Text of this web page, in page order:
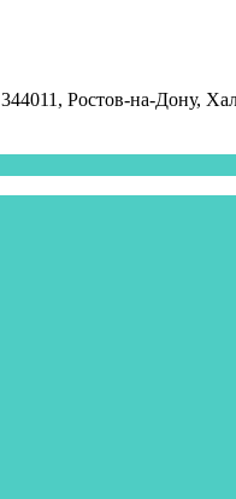
344011, Ростов-на-Дону,